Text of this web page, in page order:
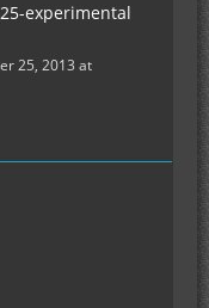
experimental
25, 2013 at